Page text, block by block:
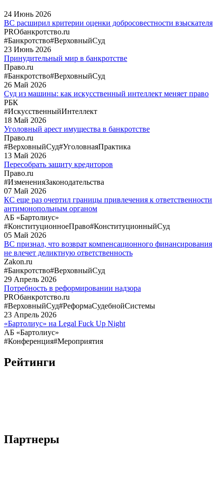
24 Июнь 2026
ВС расширил критерии оценки добросовестности взыскателя
PROбанкротство.ru
#Банкротство#ВерховныйСуд
23 Июнь 2026
Принудительный мир в банкротстве
Право.ru
#Банкротство#ВерховныйСуд
26 Май 2026
Суд из машины: как искусственный интеллект меняет право
РБК
#ИскусственныйИнтеллект
18 Май 2026
Уголовный арест имущества в банкротстве
Право.ru
#ВерховныйСуд#УголовнаяПрактика
13 Май 2026
Пересобрать защиту кредиторов
Право.ru
#ИзмененияЗаконодательства
07 Май 2026
КС еще раз очертил границы привлечения к ответственности
антимонопольным органом
АБ «Бартолиус»
#КонституционноеПраво#КонституционныйСуд
05 Май 2026
ВС признал, что возврат компенсационного финансирования
не влечет деликтную ответственность
Zakon.ru
#Банкротство#ВерховныйСуд
29 Апрель 2026
Потребность в реформировании надзора
PROбанкротство.ru
#ВерховныйСуд#РеформаСудебнойСистемы
23 Апрель 2026
«Бартолиус» на Legal Fuck Up Night
АБ «Бартолиус»
#Конференция#Мероприятия
Рейтинги
Партнеры